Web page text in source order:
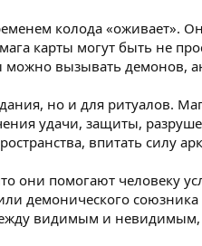
колода «оживает».
карты могут быть не
вызывать демонов,
но и для ритуалов.
удачи, защиты,
впитать силу
они помогают
демонического
видимым и